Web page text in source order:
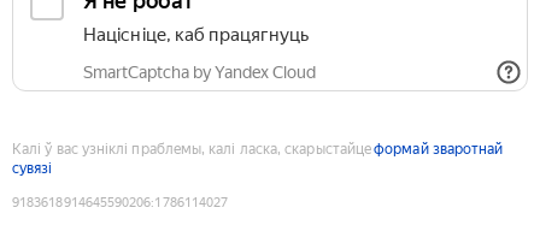
Націсніце, каб працягнуць
SmartCaptcha by Yandex Cloud
Калі ў вас узніклі праблемы, калі ласка, скарыстайцеформай зваротнай
сувязі
9183618914645590206:1786114027